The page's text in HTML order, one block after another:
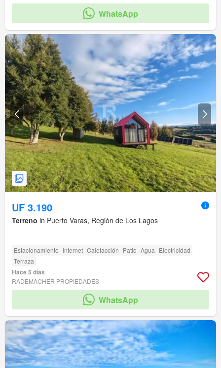
WhatsApp
UF 3.190
Terreno in Puerto Varas, Región de Los Lagos
Estacionamiento Internet Calefacción Patio Agua Electricidad
Terraza
Hace 5 días
RADEMACHER PROPIEDADES
WhatsApp